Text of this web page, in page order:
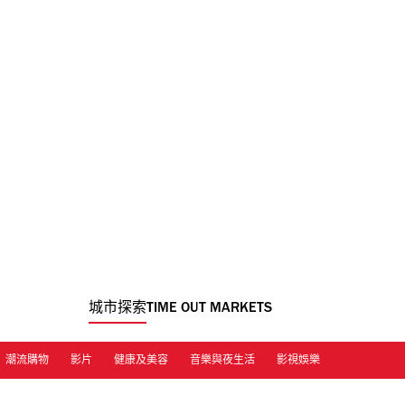
城市探索TIME OUT MARKETS
潮流購物 影片 健康及美容 音樂與夜生活 影視娛樂